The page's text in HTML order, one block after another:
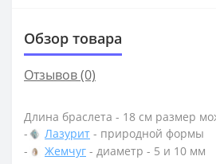
Обзор товара
Отзывов (0)
Длина браслета - 18 см размер
-
Лазурит - природной формы
-
Жемчуг - диаметр - 5 и 10 мм